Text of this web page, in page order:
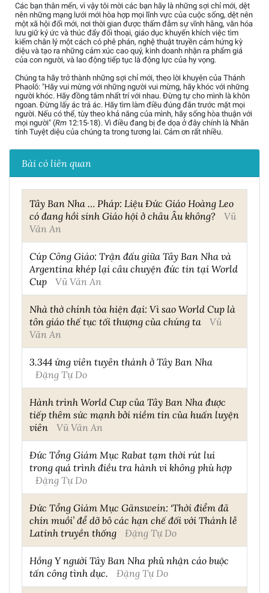
Các bạn thân mến, vì vậy tôi mời các bạn hãy là những sợi chỉ mới, dệt
nên những mạng lưới mới hòa hợp mọi lĩnh vực của cuộc sống, dệt nên
một xã hội đổi mới, nơi thời gian được thấm đẫm sự vĩnh hằng, văn hóa
lưu giữ ký ức và thúc đẩy đối thoại, giáo dục khuyến khích việc tìm
kiếm chân lý một cách có phê phán, nghệ thuật truyền cảm hứng kỳ
diệu và tạo ra những cảm xúc cao quý, kinh doanh nhận ra phẩm giá
của con người, và lao động tiếp tục là động lực của hy vọng.
Chúng ta hãy trở thành những sợi chỉ mới, theo lời khuyên của Thánh
Phaolô: "Hãy vui mừng với những người vui mừng, hãy khóc với những
người khóc. Hãy đồng tâm nhất trí với nhau. Đừng tự cho mình là khôn
ngoan. Đừng lấy ác trả ác. Hãy tìm làm điều đúng đắn trước mặt mọi
người. Nếu có thể, tùy theo khả năng của mình, hãy sống hòa thuận với
mọi người" (Rm 12:15-18). Vì điều đang bị đe dọa ở đây chính là Nhân
tính Tuyệt diệu của chúng ta trong tương lai. Cảm ơn rất nhiều.
Bài có liên quan
Tây Ban Nha … Pháp: Liệu Đức Giáo Hoàng Leo
có đang hồi sinh Giáo hội ở châu Âu không?
Vũ
Văn An
Cúp Công Giáo: Trận đấu giữa Tây Ban Nha và
Argentina khép lại câu chuyện đức tin tại World
Cup
Vũ Văn An
Nhà thờ chính tòa hiện đại: Vì sao World Cup là
tôn giáo thế tục tối thượng của chúng ta
Vũ
Văn An
3.344 ứng viên tuyên thánh ở Tây Ban Nha
Đặng Tự Do
Hành trình World Cup của Tây Ban Nha được
tiếp thêm sức mạnh bởi niềm tin của huấn luyện
viên
Vũ Văn An
Đức Tổng Giám Mục Rabat tạm thời rút lui
trong quá trình điều tra hành vi không phù hợp
Đặng Tự Do
Đức Tổng Giám Mục Gänswein: ‘Thời điểm đã
chín muồi’ để dỡ bỏ các hạn chế đối với Thánh lễ
Latinh truyền thống
Đặng Tự Do
Hồng Y người Tây Ban Nha phủ nhận cáo buộc
tấn công tình dục.
Đặng Tự Do